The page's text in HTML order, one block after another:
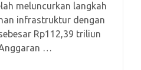
meluncurkan langkah
infrastruktur dengan
Rp112,39 triliun
…